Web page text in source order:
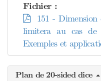
Fichier :
151 - Dimension
limitera au cas de
Exemples et
Plan de 20-sided dice